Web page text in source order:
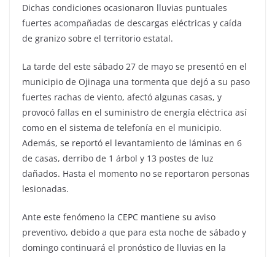
Dichas condiciones ocasionaron lluvias puntuales
fuertes acompañadas de descargas eléctricas y caída
de granizo sobre el territorio estatal.
La tarde del este sábado 27 de mayo se presentó en el
municipio de Ojinaga una tormenta que dejó a su paso
fuertes rachas de viento, afectó algunas casas, y
provocó fallas en el suministro de energía eléctrica así
como en el sistema de telefonía en el municipio.
Además, se reportó el levantamiento de láminas en 6
de casas, derribo de 1 árbol y 13 postes de luz
dañados. Hasta el momento no se reportaron personas
lesionadas.
Ante este fenómeno la CEPC mantiene su aviso
preventivo, debido a que para esta noche de sábado y
domingo continuará el pronóstico de lluvias en la